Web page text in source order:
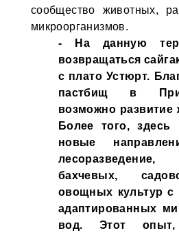
сообщество животных,
микроорганизмов.
- На данную
возвращаться
с плато Устюрт.
пастбищ в
возможно развитие
Более того, здесь
новые
бахчевых,
овощных культур с
адаптированных
вод. Этот опыт,